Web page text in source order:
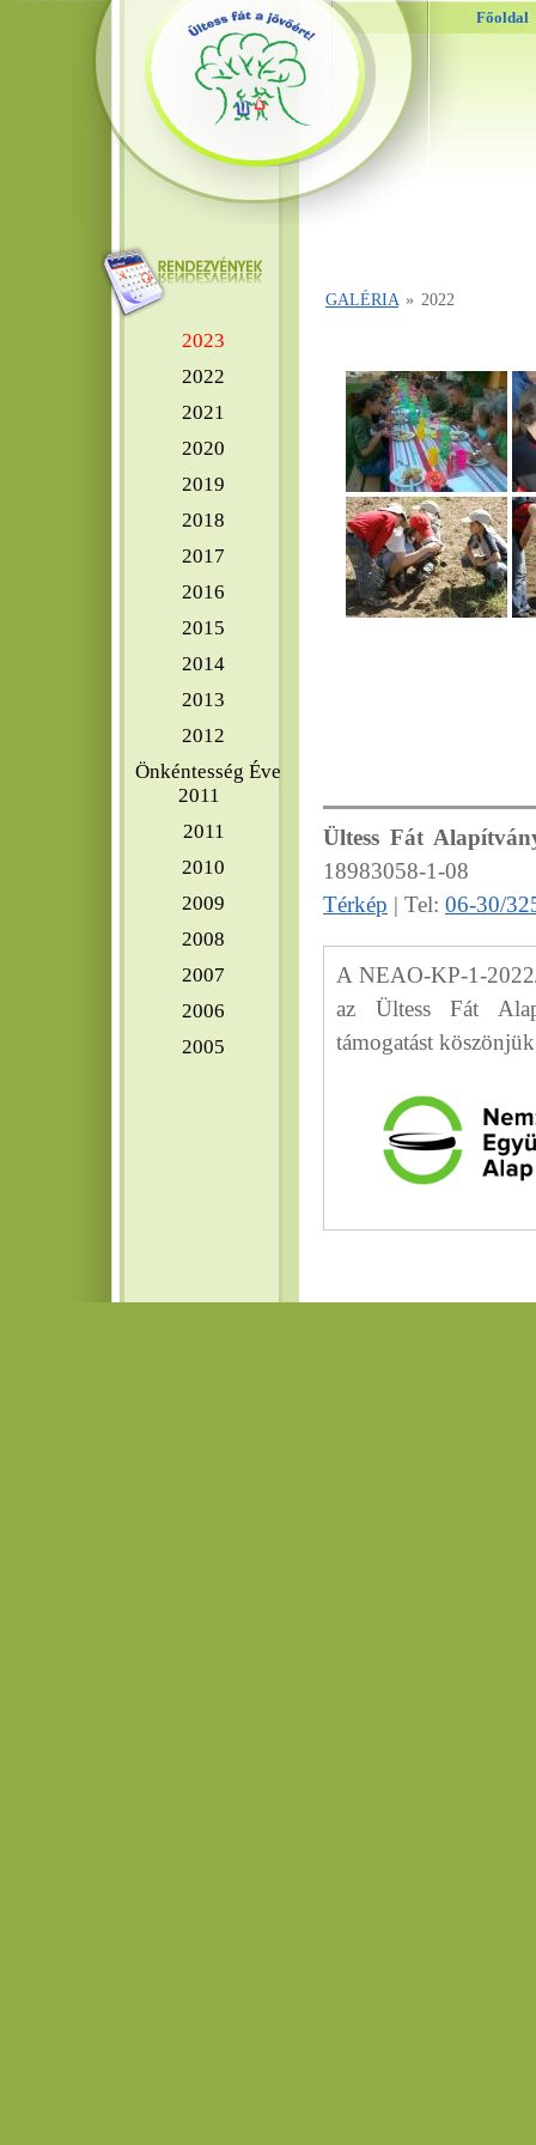
Főoldal
2023
2022
2021
2020
2019
2018
2017
2016
2015
2014
2013
2012
Önkéntesség Éve
2011
2011
2010
2009
2008
2007
2006
2005
GALÉRIA » 2022
Ültess Fát
18983058-1-08
Térkép | Tel: 06-30/
A NEAO-KP-1-
az Ültess Fát
támogatást